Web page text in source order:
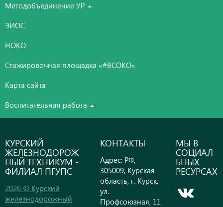
Методобъединение УР
ЭИОС
НОКО
Стажировочная площадка «#ВСОКО»
Карта сайта
Воспитательная работа
КУРСКИЙ
ЖЕЛЕЗНОДОРОЖ
НЫЙ ТЕХНИКУМ -
ФИЛИАЛ ПГУПС
2026 © Курский
железнодорожный
КОНТАКТЫ
Адрес: РФ,
305009, Курская
область, г. Курск,
ул.
Профсоюзная, 11
МЫ В
СОЦИАЛ
ЬНЫХ
РЕСУРСАХ